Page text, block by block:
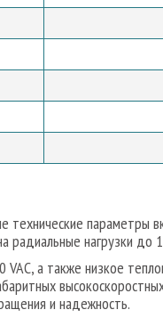
технические параметры
радиальные нагрузки
а также низкое
и надежность.